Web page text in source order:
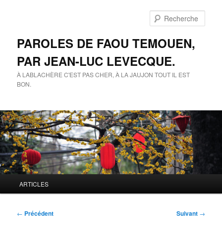
PAROLES DE FAOU TEMOUEN,
PAR JEAN-LUC LEVECQUE.
À LABLACHÈRE C'EST PAS CHER, À LA JAUJON TOUT IL EST
BON.
principal
ARTICLES
Navigation
← Précédent Suivant →